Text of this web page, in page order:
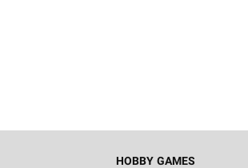
HOBBY GAMES